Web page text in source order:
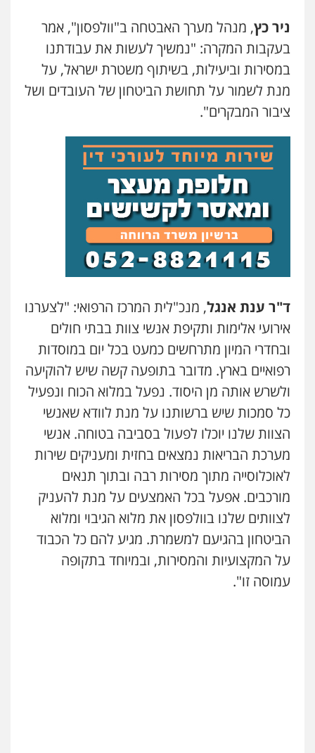
0509230800
גיל דביר – משרד עורכי דין
פלילי פשיעה כלכלית צווארון לבן
0506217771
סלימאן אבו שעירה – משרד עורכי דין
פלילי בטחוני צבאי נזיקין
0547780927
עו"ד אסף גונן
פלילי פשע חמור תעבורה צבא
וחקירות
0542255161
גל דהן – משרד עורך דין פלילי
וחקירות
0544723840
עו"ד ראוף נג'אר
פלילי עורכי דין לענייני אסירים מעצרים
סמים רכוש
0548009246
דוד אפרים משרד עורכי דין
פלילי צווארון לבן מס הכנסה
0506209859
עדי כרמלי – חברת עו"ד
פלילי כלכלי עורכי דין לענייני אסירים
ניר כץ, מנהל מערך האבטחה ב"וולפסון", אמר
בעקבות המקרה: "נמשיך לעשות את עבודתנו
במסירות וביעילות, בשיתוף משטרת ישראל, על
מנת לשמור על תחושת הביטחון של העובדים ושל
ציבור המבקרים".
ד"ר ענת אנגל, מנכ"לית המרכז הרפואי: "לצערנו
אירועי אלימות ותקיפת אנשי צוות בבתי חולים
ובחדרי המיון מתרחשים כמעט בכל יום במוסדות
רפואיים בארץ. מדובר בתופעה קשה שיש להוקיעה
ולשרש אותה מן היסוד. נפעל במלוא הכוח ונפעיל
כל סמכות שיש ברשותנו על מנת לוודא שאנשי
הצוות שלנו יוכלו לפעול בסביבה בטוחה. אנשי
מערכת הבריאות נמצאים בחזית ומעניקים שירות
לאוכלוסייה מתוך מסירות רבה ובתוך תנאים
מורכבים. אפעל בכל האמצעים על מנת להעניק
לצוותים שלנו בוולפסון את מלוא הגיבוי ומלוא
הביטחון בהגיעם למשמרת. מגיע להם כל הכבוד
על המקצועיות והמסירות, ובמיוחד בתקופה
עמוסה זו".